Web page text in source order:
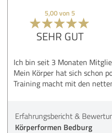
5,00 von 5
SEHR GUT
Ich bin seit 3 Monaten
Mein Körper hat sich schon
Training macht mit den
Erfahrungsbericht &
Körperformen Bedburg